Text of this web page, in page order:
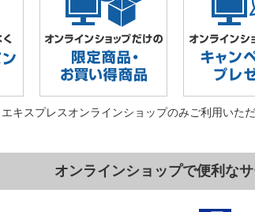
キスプレスオンラインショップのみご利用いた
オンラインショップで便利な